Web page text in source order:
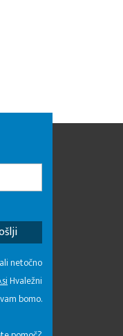
netočno
Hvaležni
vam bomo.